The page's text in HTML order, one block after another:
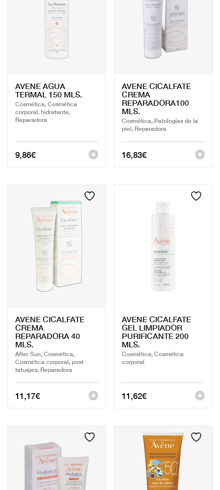
AVENE AGUA
TERMAL 150 MLS.
Cosmética, Cosmética
corporal, hidratante,
Reparadora
9,86€
AVENE CICALFATE
CREMA
REPARADORA100
MLS.
Cosmética, Patologías de la
piel, Reparadora
16,83€
AVENE CICALFATE
CREMA
REPARADORA 40
MLS.
After Sun, Cosmética,
Cosmética corporal, post
tatuajes, Reparadora
11,17€
AVENE CICALFATE
GEL LIMPIADOR
PURIFICANTE 200
MLS.
Cosmética, Cosmética
corporal
11,62€